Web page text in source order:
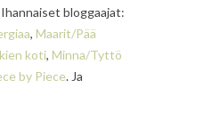
bloggaajat:
, Maarit/Pää
koti, Minna/Tyttö
by Piece. Ja